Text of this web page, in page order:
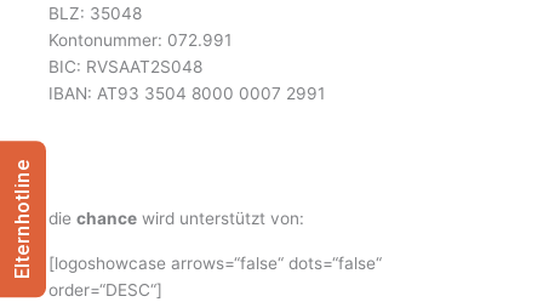
BLZ: 35048
Kontonummer: 072.991
BIC: RVSAAT2S048
IBAN: AT93 3504 8000 0007 2991
die chance wird unterstützt von:
[logoshowcase arrows=“false“ dots=“false“
order=“DESC“]
Elternhotline